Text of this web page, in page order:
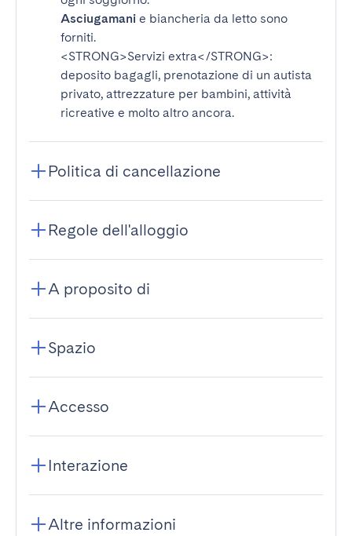
Asciugamani e biancheria da letto sono
forniti.
<STRONG>Servizi extra</STRONG>:
deposito bagagli, prenotazione di un autista
privato, attrezzature per bambini, attività
ricreative e molto altro ancora.
Politica di cancellazione
Regole dell'alloggio
A proposito di
Spazio
Accesso
Interazione
Altre informazioni